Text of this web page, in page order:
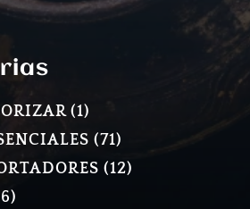
11
PRODUCTO
7171
PRODUCTOS
1212
16